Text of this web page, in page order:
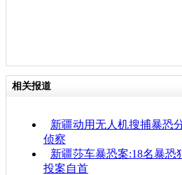
相关报道
新疆动用无人机搜捕暴恐
侦察
新疆莎车暴恐案:18名暴恐
投案自首